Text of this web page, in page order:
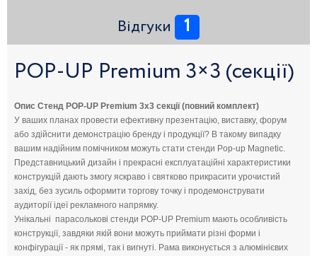
Відгуки 1
POP-UP Premium 3×3 (секції)
Опис Стенд POP-UP Premium 3х3 секції (повний комплект)
У ваших планах провести ефективну презентацію, виставку, форум
або здійснити демонстрацію бренду і продукції? В такому випадку
вашим надійним помічником можуть стати стенди Pop-up Magnetic.
Представницький дизайн і прекрасні експлуатаційні характеристики
конструкцій дають змогу яскраво і святково прикрасити урочистий
захід, без зусиль оформити торгову точку і продемонструвати
аудиторії ідеї рекламного напрямку.
Унікальні парасолькові стенди POP-UP Premium мають особливість
конструкції, завдяки якій вони можуть приймати різні форми і
конфігурації - як прямі, так і вигнуті. Рама виконується з алюмінієвих